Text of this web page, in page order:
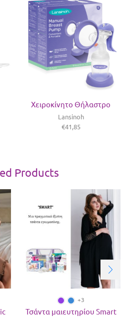
Χειροκίνητο Θήλαστρο
Lansinoh
€41,85
Products
+3
Τσάντα μαιευτηρίου Smart